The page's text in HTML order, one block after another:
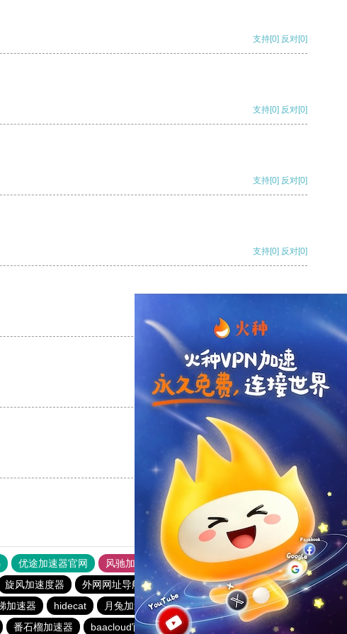
支持[0] 反对[0]
支持[0] 反对[0]
支持[0] 反对[0]
支持[0] 反对[0]
支持
支持[0] 反对[0]
支持[0] 反对[0]
优途加速器官网 风驰加速器
旋风加速器
旋风加速度器 外网网址导航 软件中心
月兔加速器
加速器 hidecat 月兔加速器 veee加速器
bluelayer加速器
番石榴加速器 baacloud官网 速连加速器 荔枝加速器